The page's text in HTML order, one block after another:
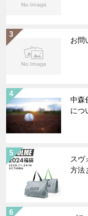
お問
中森
につ
スヴ
方法